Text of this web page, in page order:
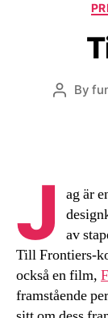
PostBy
J
ag är
av
Till Frontiers-
också en film,
framstående